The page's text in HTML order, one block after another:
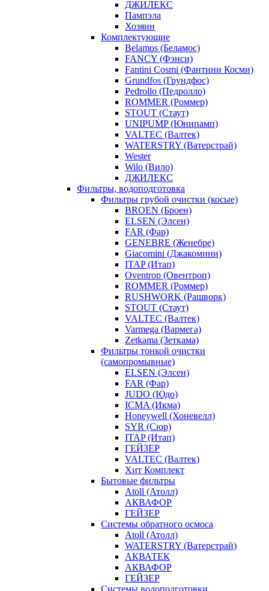
ДЖИЛЕКС
Пампэла
Хозяин
Комплектующие
Belamos (Беламос)
FANCY (Фэнси)
Fantini Cosmi (Фантини Косми)
Grundfos (Грундфос)
Pedrollo (Педролло)
ROMMER (Роммер)
STOUT (Стаут)
UNIPUMP (Юнипамп)
VALTEC (Валтек)
WATERSTRY (Ватерстрай)
Wester
Wilo (Вило)
ДЖИЛЕКС
Фильтры, водоподготовка
Фильтры грубой очистки (косые)
BROEN (Броен)
ELSEN (Элсен)
FAR (Фар)
GENEBRE (Женебре)
Giacomini (Джакомини)
ITAP (Итап)
Oventrop (Овентроп)
ROMMER (Роммер)
RUSHWORK (Рашворк)
STOUT (Стаут)
VALTEC (Валтек)
Varmega (Вармега)
Zetkama (Зеткама)
Фильтры тонкой очистки
(самопромывные)
ELSEN (Элсен)
FAR (Фар)
JUDO (Юдо)
ICMA (Икма)
Honeywell (Хоневелл)
SYR (Сюр)
ITAP (Итап)
ГЕЙЗЕР
VALTEC (Валтек)
Хит Комплект
Бытовые фильтры
Atoll (Атолл)
АКВАФОР
ГЕЙЗЕР
Системы обратного осмоса
Atoll (Атолл)
WATERSTRY (Ватерстрай)
АКВАТЕК
АКВАФОР
ГЕЙЗЕР
Системы водоподготовки